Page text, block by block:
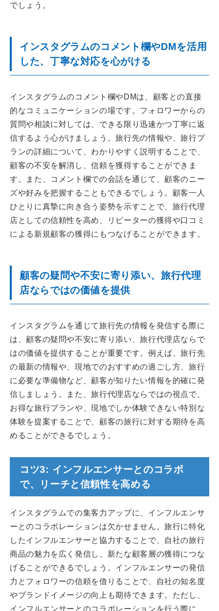
でしょう。
インスタグラムのコメント欄やDMを活用
した、丁寧な対応を心がける
インスタグラムのコメント欄やDMは、顧客との直接
的なコミュニケーションの場です。フォロワーからの
質問や相談に対しては、できる限り迅速かつ丁寧に返
信するよう心がけましょう。旅行先の情報や、旅行プ
ランの詳細について、わかりやすく説明することで、
顧客の不安を解消し、信頼を獲得することができま
す。また、コメント欄での会話を通じて、顧客のニー
ズや好みを把握することもできるでしょう。顧客一人
ひとりに真摯に向き合う姿勢を示すことで、旅行代理
店としての信頼性を高め、リピーターの獲得や口コミ
による新規顧客の獲得にもつなげることができます。
顧客の疑問や不安に寄り添い、旅行代理
店ならではの価値を提供
インスタグラムを通じて旅行先の情報を発信する際に
は、顧客の疑問や不安に寄り添い、旅行代理店ならで
はの価値を提供することが重要です。例えば、旅行先
の最新の情報や、現地でのおすすめの過ごし方、旅行
に必要な準備物など、顧客が知りたい情報を的確に発
信しましょう。また、旅行代理店ならではの視点で、
お得な旅行プランや、現地でしか体験できない特別な
体験を提案することで、顧客の旅行に対する期待を高
めることができるでしょう。
コツ3: インフルエンサーとのコラボ
で、リーチと信頼性を高める
インスタグラムでの集客力アップに、インフルエンサ
ーとのコラボレーションは欠かせません。旅行に特化
したインフルエンサーと協力することで、自社の旅行
商品の魅力を広く発信し、新たな顧客層の獲得につな
げることができるでしょう。インフルエンサーの発信
力とフォロワーの信頼を借りることで、自社の知名度
やブランドイメージの向上も期待できます。ただし、
インフルエンサーとのコラボレーションを行う際に